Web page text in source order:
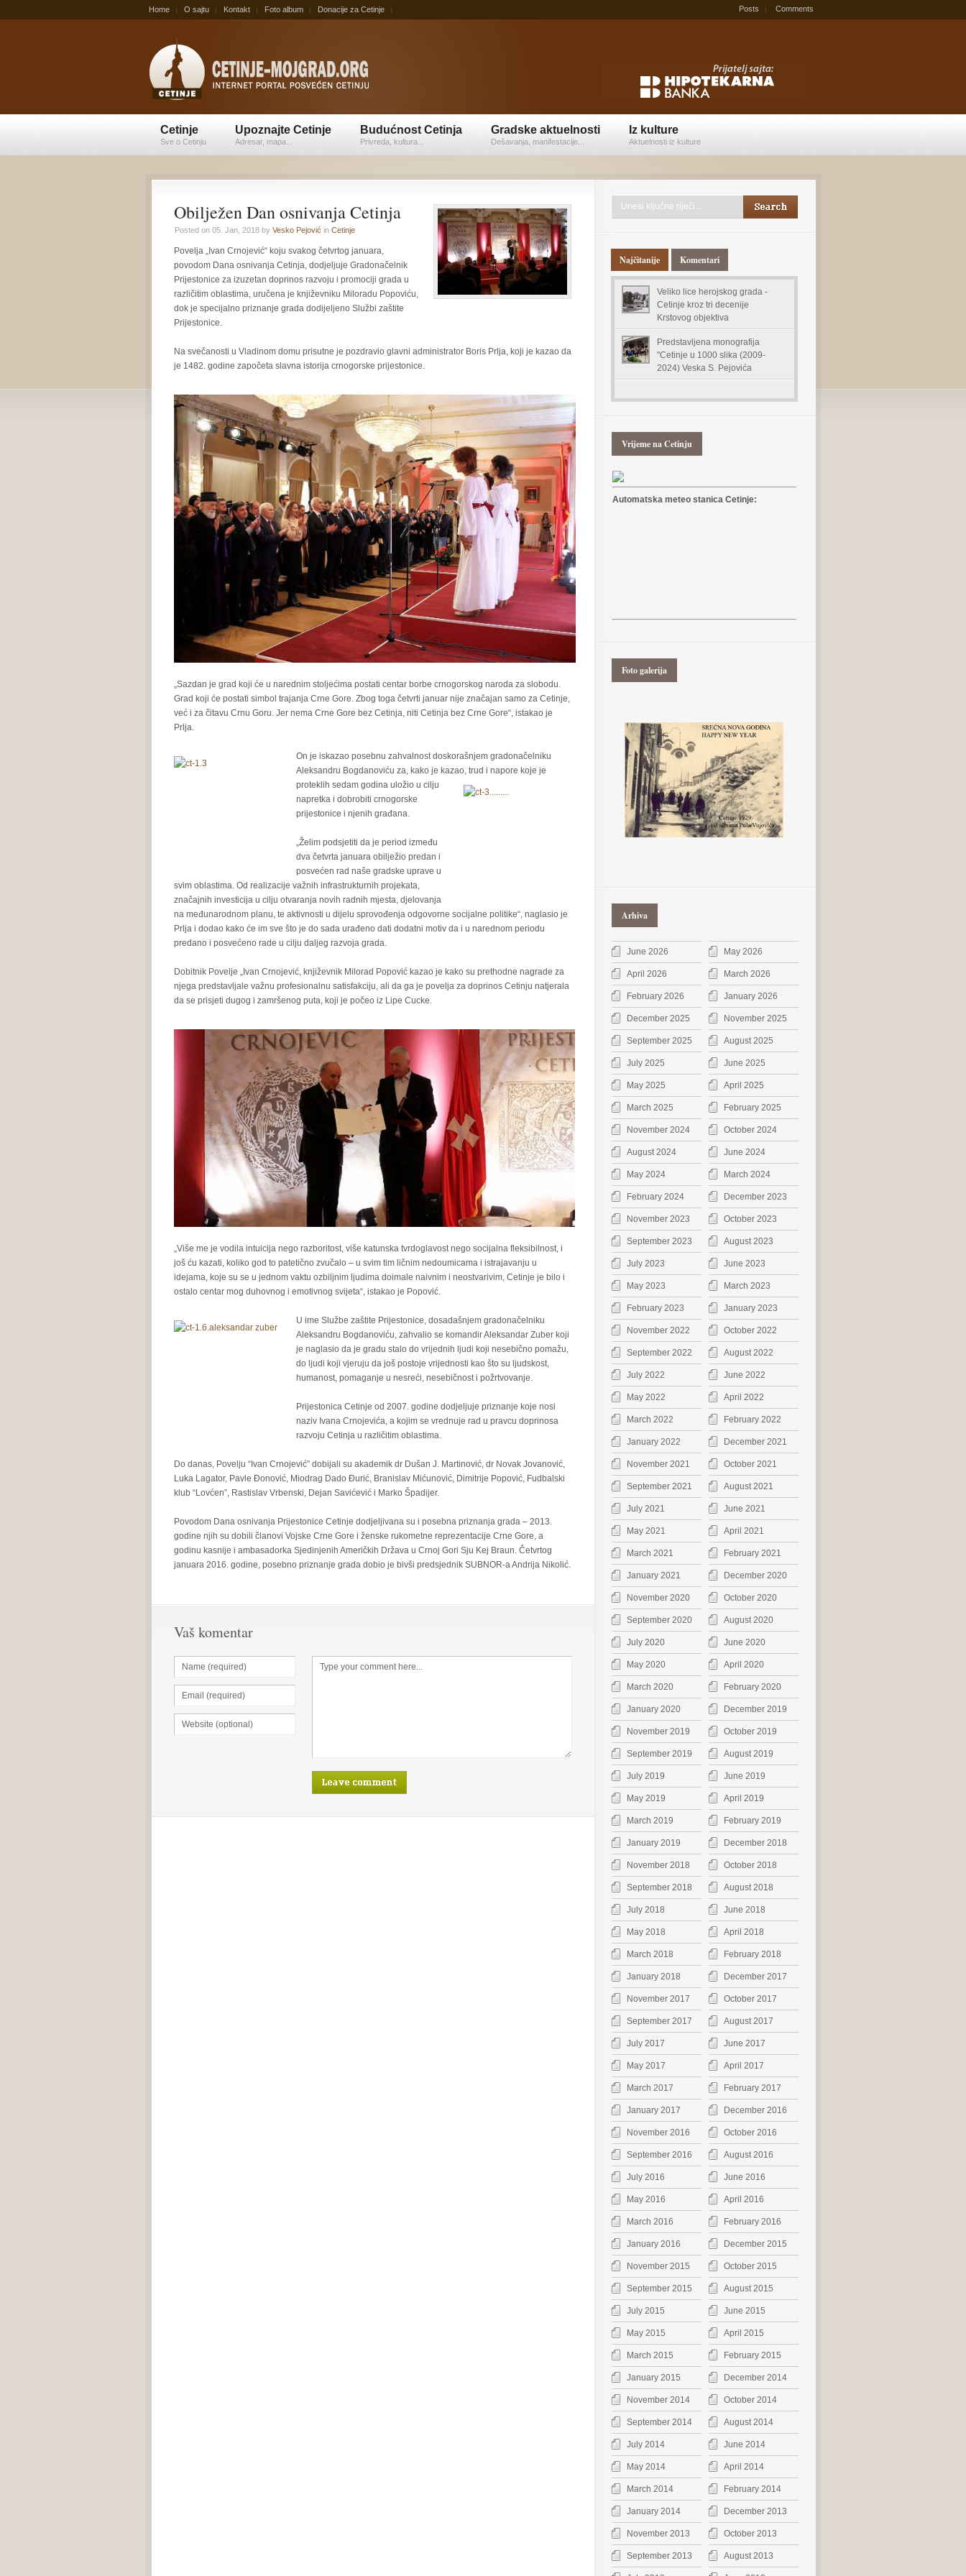
Home O sajtu Kontakt Foto album Donacije za Cetinje Posts Comments
Cetinje
Sve o Cetinju
Upoznajte Cetinje
Adresar, mapa...
Budućnost Cetinja
Privreda, kultura...
Gradske aktuelnosti
Dešavanja, manifestacije...
Iz kulture
Aktuelnosti iz kulture
Obilježen Dan osnivanja Cetinja
Posted on 05. Jan, 2018 by Vesko Pejović in Cetinje
Povelja „Ivan Crnojević“ koju svakog četvrtog januara,
povodom Dana osnivanja Cetinja, dodjeljuje Gradonačelnik
Prijestonice za izuzetan doprinos razvoju i promociji grada u
različitim oblastima, uručena je književniku Miloradu Popoviću,
dok je specijalno priznanje grada dodijeljeno Službi zaštite
Prijestonice.
Na svečanosti u Vladinom domu prisutne je pozdravio glavni administrator Boris Prlja, koji je kazao da
je 1482. godine započeta slavna istorija crnogorske prijestonice.
„Sazdan je grad koji će u narednim stoljećima postati centar borbe crnogorskog naroda za slobodu.
Grad koji će postati simbol trajanja Crne Gore. Zbog toga četvrti januar nije značajan samo za Cetinje,
već i za čitavu Crnu Goru. Jer nema Crne Gore bez Cetinja, niti Cetinja bez Crne Gore“, istakao je
Prlja.
On je iskazao posebnu zahvalnost doskorašnjem gradonačelniku
Aleksandru Bogdanoviću za, kako je kazao, trud i napore koje je
proteklih sedam godina uložio u cilju
napretka i dobrobiti crnogorske
prijestonice i njenih građana.
„Želim podsjetiti da je period između
dva četvrta januara obilježio predan i
posvećen rad naše gradske uprave u
svim oblastima. Od realizacije važnih infrastrukturnih projekata,
značajnih investicija u cilju otvaranja novih radnih mjesta, djelovanja
na međunarodnom planu, te aktivnosti u dijelu sprovođenja odgovorne socijalne politike“, naglasio je
Prlja i dodao kako će im sve što je do sada urađeno dati dodatni motiv da i u narednom periodu
predano i posvećeno rade u cilju daljeg razvoja grada.
Dobitnik Povelje „Ivan Crnojević, književnik Milorad Popović kazao je kako su prethodne nagrade za
njega predstavljale važnu profesionalnu satisfakciju, ali da ga je povelja za doprinos Cetinju natjerala
da se prisjeti dugog i zamršenog puta, koji je počeo iz Lipe Cucke.
„Više me je vodila intuicija nego razboritost, više katunska tvrdoglavost nego socijalna fleksibilnost, i
još ću kazati, koliko god to patetično zvučalo – u svim tim ličnim nedoumicama i istrajavanju u
idejama, koje su se u jednom vaktu ozbiljnim ljudima doimale naivnim i neostvarivim, Cetinje je bilo i
ostalo centar mog duhovnog i emotivnog svijeta“, istakao je Popović.
U ime Službe zaštite Prijestonice, dosadašnjem gradonačelniku
Aleksandru Bogdanoviću, zahvalio se komandir Aleksandar Zuber koji
je naglasio da je gradu stalo do vrijednih ljudi koji nesebično pomažu,
do ljudi koji vjeruju da još postoje vrijednosti kao što su ljudskost,
humanost, pomaganje u nesreći, nesebičnost i požrtvovanje.
Prijestonica Cetinje od 2007. godine dodjeljuje priznanje koje nosi
naziv Ivana Crnojevića, a kojim se vrednuje rad u pravcu doprinosa
razvoju Cetinja u različitim oblastima.
Do danas, Povelju “Ivan Crnojević” dobijali su akademik dr Dušan J. Martinović, dr Novak Jovanović,
Luka Lagator, Pavle Đonović, Miodrag Dado Đurić, Branislav Mićunović, Dimitrije Popović, Fudbalski
klub “Lovćen”, Rastislav Vrbenski, Dejan Savićević i Marko Špadijer.
Povodom Dana osnivanja Prijestonice Cetinje dodjeljivana su i posebna priznanja grada – 2013.
godine njih su dobili članovi Vojske Crne Gore i ženske rukometne reprezentacije Crne Gore, a
godinu kasnije i ambasadorka Sjedinjenih Američkih Država u Crnoj Gori Sju Kej Braun. Četvrtog
januara 2016. godine, posebno priznanje grada dobio je bivši predsjednik SUBNOR-a Andrija Nikolić.
Vaš komentar
Najčitanije Komentari
Veliko lice herojskog grada -
Cetinje kroz tri decenije
Krstovog objektiva
Predstavljena monografija
"Cetinje u 1000 slika (2009-
2024) Veska S. Pejovića
Vrijeme na Cetinju
Automatska meteo stanica Cetinje:
Foto galerija
Arhiva
June 2026 May 2026
April 2026 March 2026
February 2026 January 2026
December 2025 November 2025
September 2025 August 2025
July 2025 June 2025
May 2025 April 2025
March 2025 February 2025
November 2024 October 2024
August 2024 June 2024
May 2024 March 2024
February 2024 December 2023
November 2023 October 2023
September 2023 August 2023
July 2023 June 2023
May 2023 March 2023
February 2023 January 2023
November 2022 October 2022
September 2022 August 2022
July 2022 June 2022
May 2022 April 2022
March 2022 February 2022
January 2022 December 2021
November 2021 October 2021
September 2021 August 2021
July 2021 June 2021
May 2021 April 2021
March 2021 February 2021
January 2021 December 2020
November 2020 October 2020
September 2020 August 2020
July 2020 June 2020
May 2020 April 2020
March 2020 February 2020
January 2020 December 2019
November 2019 October 2019
September 2019 August 2019
July 2019 June 2019
May 2019 April 2019
March 2019 February 2019
January 2019 December 2018
November 2018 October 2018
September 2018 August 2018
July 2018 June 2018
May 2018 April 2018
March 2018 February 2018
January 2018 December 2017
November 2017 October 2017
September 2017 August 2017
July 2017 June 2017
May 2017 April 2017
March 2017 February 2017
January 2017 December 2016
November 2016 October 2016
September 2016 August 2016
July 2016 June 2016
May 2016 April 2016
March 2016 February 2016
January 2016 December 2015
November 2015 October 2015
September 2015 August 2015
July 2015 June 2015
May 2015 April 2015
March 2015 February 2015
January 2015 December 2014
November 2014 October 2014
September 2014 August 2014
July 2014 June 2014
May 2014 April 2014
March 2014 February 2014
January 2014 December 2013
November 2013 October 2013
September 2013 August 2013